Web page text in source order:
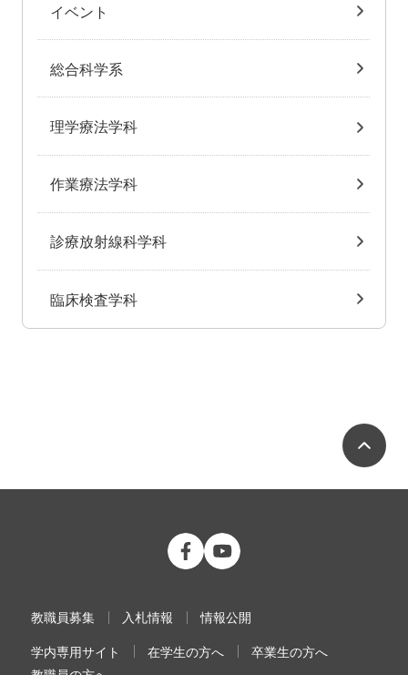
イベント
総合科学系
理学療法学科
作業療法学科
診療放射線科学科
臨床検査学科
公立大学法人 福島県立医科大学
教職員募集 入札情報 情報公開
学内専用サイト 在学生の方へ
卒業生の方へ